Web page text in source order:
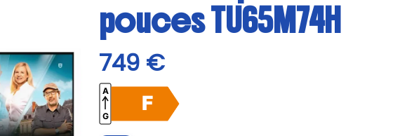
pouces TU65M74H
749 €